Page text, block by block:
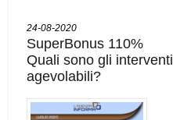
24-08-2020
SuperBonus 110%
Quali sono gli interventi
agevolabili?